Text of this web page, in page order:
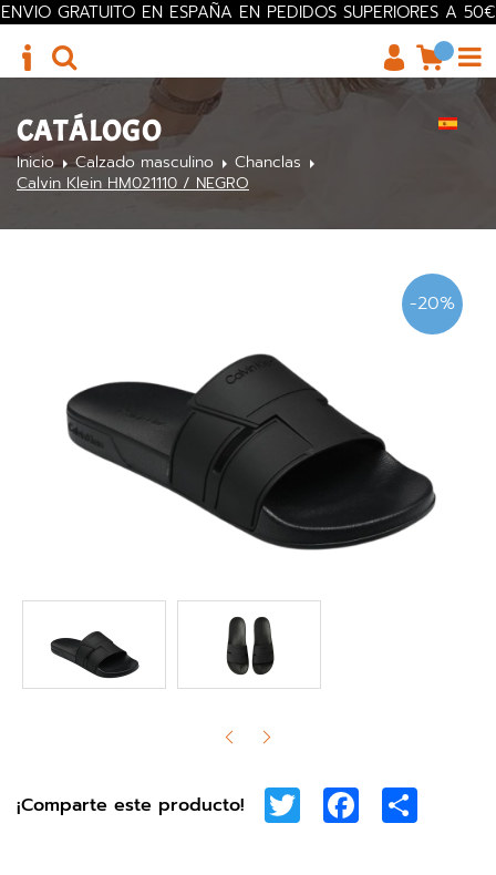
ENVIO GRATUITO EN ESPAÑA EN PEDIDOS SUPERIORES A 50€
CATÁLOGO
Inicio Calzado masculino
Chanclas
Calvin Klein HM021110 / NEGRO
-20%
¡Comparte este producto! Twitter Facebook